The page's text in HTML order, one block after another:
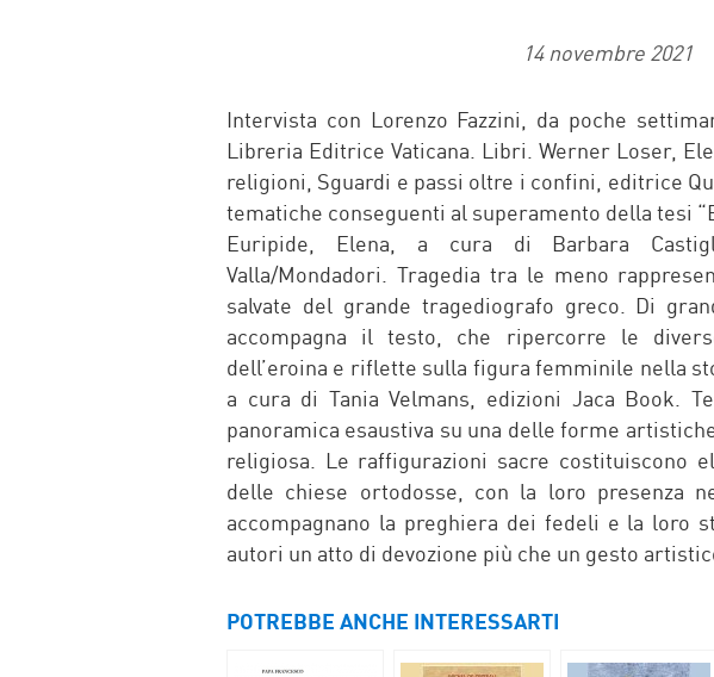
14 novembre 2021
Intervista con Lorenzo Fazzini, da poche
Libreria Editrice Vaticana. Libri. Werner Loser,
religioni, Sguardi e passi oltre i confini, editrice
tematiche conseguenti al superamento della tesi
Euripide, Elena, a cura di Barbara
Valla/Mondadori. Tragedia tra le meno
salvate del grande tragediografo greco. Di
accompagna il testo, che ripercorre le
dell’eroina e riflette sulla figura femminile nella
a cura di Tania Velmans, edizioni Jaca Book.
panoramica esaustiva su una delle forme
religiosa. Le raffigurazioni sacre costituiscono
delle chiese ortodosse, con la loro presenza
accompagnano la preghiera dei fedeli e la loro
autori un atto di devozione più che un gesto
POTREBBE ANCHE INTERESSARTI